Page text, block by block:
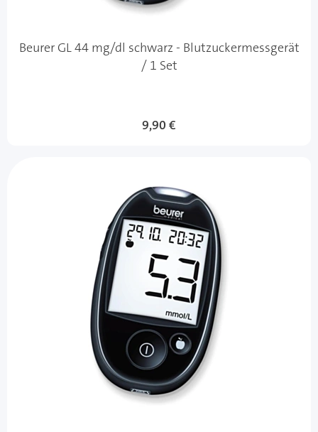
Beurer GL 44 mg/dl schwarz - Blutzuckermessgerät
/ 1 Set
9,90 €